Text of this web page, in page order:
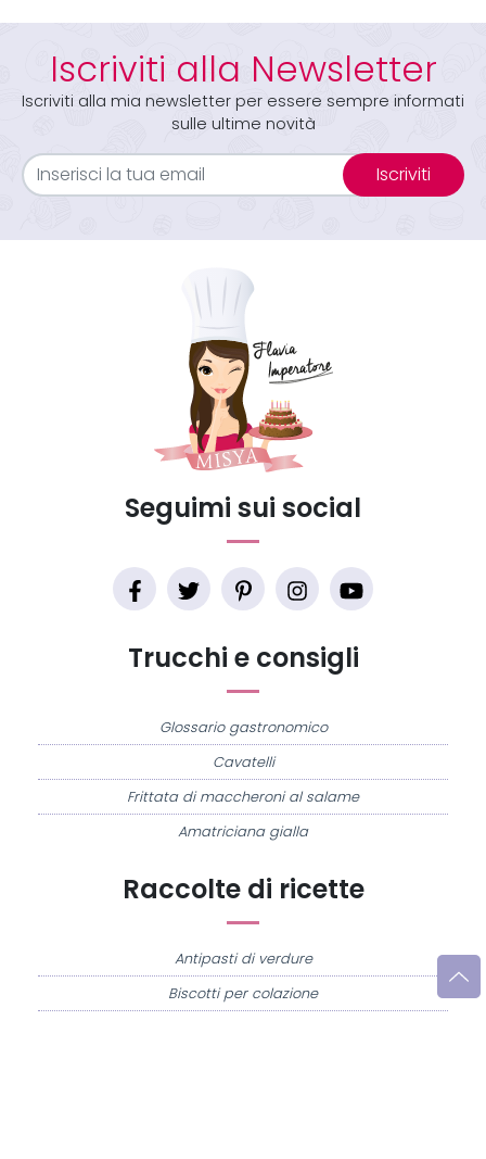
Iscriviti alla Newsletter
Iscriviti alla mia newsletter per essere sempre informati
sulle ultime novità
Iscriviti
Raccolte di ricette
Antipasti di verdure
Biscotti per colazione
Trucchi e consigli
Glossario gastronomico
Cavatelli
Frittata di maccheroni al salame
Amatriciana gialla
Seguimi sui social